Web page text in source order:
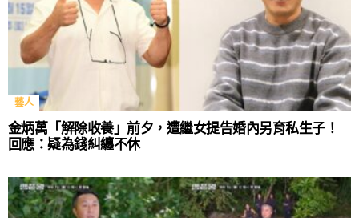
藝人
金炳萬「解除收養」前夕，遭繼女提告婚內另育私生子！
回應：疑為錢糾纏不休